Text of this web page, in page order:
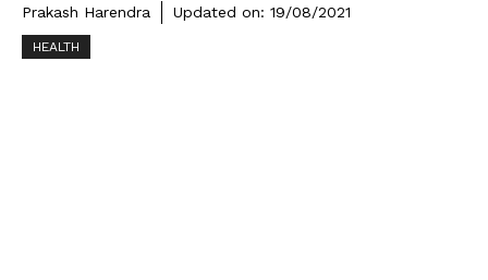
Prakash Harendra Updated on: 19/08/2021
HEALTH